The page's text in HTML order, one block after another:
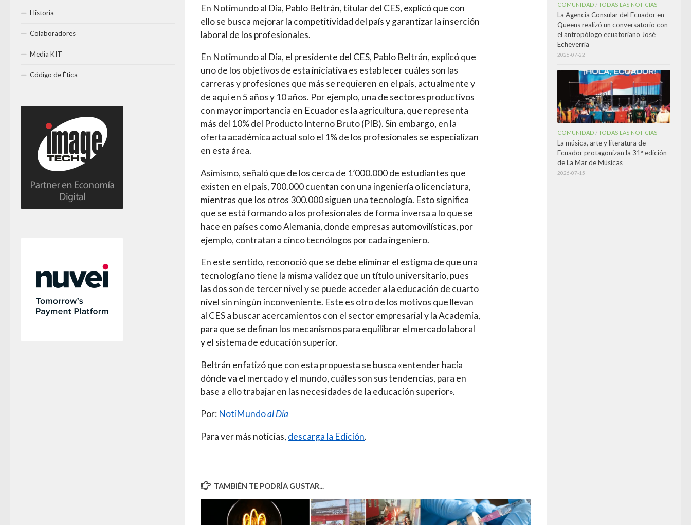
En Notimundo al Día, Pablo Beltrán, titular del CES, explicó que con
ello se busca mejorar la competitividad del país y garantizar la inserción
laboral de los profesionales.
En Notimundo al Día, el presidente del CES, Pablo Beltrán, explicó que
uno de los objetivos de esta iniciativa es establecer cuáles son las
carreras y profesiones que más se requieren en el país, actualmente y
de aquí en 5 años y 10 años. Por ejemplo, una de sectores productivos
con mayor importancia en Ecuador es la agricultura, que representa
más del 10% del Producto Interno Bruto (PIB). Sin embargo, en la
oferta académica actual solo el 1% de los profesionales se especializan
en esta área.
Asimismo, señaló que de los cerca de 1’000.000 de estudiantes que
existen en el país, 700.000 cuentan con una ingeniería o licenciatura,
mientras que los otros 300.000 siguen una tecnología. Esto significa
que se está formando a los profesionales de forma inversa a lo que se
hace en países como Alemania, donde empresas automovilísticas, por
ejemplo, contratan a cinco tecnólogos por cada ingeniero.
En este sentido, reconoció que se debe eliminar el estigma de que una
tecnología no tiene la misma validez que un título universitario, pues
las dos son de tercer nivel y se puede acceder a la educación de cuarto
nivel sin ningún inconveniente. Este es otro de los motivos que llevan
al CES a buscar acercamientos con el sector empresarial y la Academia,
para que se definan los mecanismos para equilibrar el mercado laboral
y el sistema de educación superior.
Beltrán enfatizó que con esta propuesta se busca «entender hacia
dónde va el mercado y el mundo, cuáles son sus tendencias, para en
base a ello trabajar en las necesidades de la educación superior».
Por: NotiMundoal Día
Para ver más noticias, descarga la Edición.
TAMBIÉN TE PODRÍA GUSTAR...
Historia
Colaboradores
Media KIT
Código de Ética
COMUNIDAD /TODAS LAS NOTICIAS
La Agencia Consular del Ecuador en
Queens realizó un conversatorio con
el antropólogo ecuatoriano José
Echeverría
2026-07-22
COMUNIDAD /TODAS LAS NOTICIAS
La música, arte y literatura de
Ecuador protagonizan la 31ª edición
de La Mar de Músicas
2026-07-15